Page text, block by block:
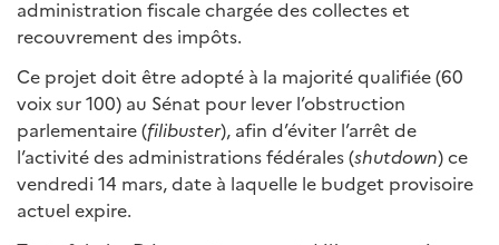
administration fiscale chargée des collectes et
recouvrement des impôts.
Ce projet doit être adopté à la majorité qualifiée (60
voix sur 100) au Sénat pour lever l’obstruction
parlementaire (filibuster), afin d’éviter l’arrêt de
l’activité des administrations fédérales (shutdown) ce
vendredi 14 mars, date à laquelle le budget provisoire
actuel expire.